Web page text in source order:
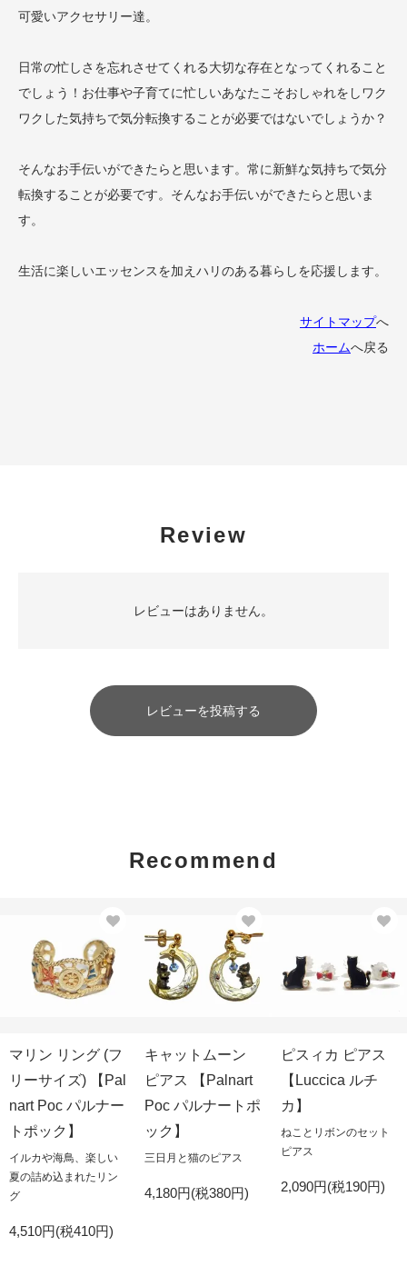
可愛いアクセサリー達。
日常の忙しさを忘れさせてくれる大切な存在となってくれること
でしょう！お仕事や子育てに忙しいあなたこそおしゃれをしワク
ワクした気持ちで気分転換することが必要ではないでしょうか？
そんなお手伝いができたらと思います。常に新鮮な気持ちで気分
転換することが必要です。そんなお手伝いができたらと思いま
す。
生活に楽しいエッセンスを加えハリのある暮らしを応援します。
サイトマップへ
ホームへ戻る
Review
レビューはありません。
レビューを投稿する
Recommend
マリン リング (フ
リーサイズ) 【Pal
nart Poc パルナー
トポック】
イルカや海鳥、楽しい
夏の詰め込まれたリン
グ
4,510円(税410円)
キャットムーン
ピアス 【Palnart
Poc パルナートポ
ック】
三日月と猫のピアス
4,180円(税380円)
ピスィカ ピアス
【Luccica ルチ
カ】
ねことリボンのセット
ピアス
2,090円(税190円)